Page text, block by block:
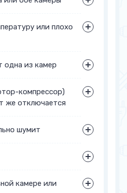
или плохо
одна из камер
компрессор)
же отключается
шумит
камере или